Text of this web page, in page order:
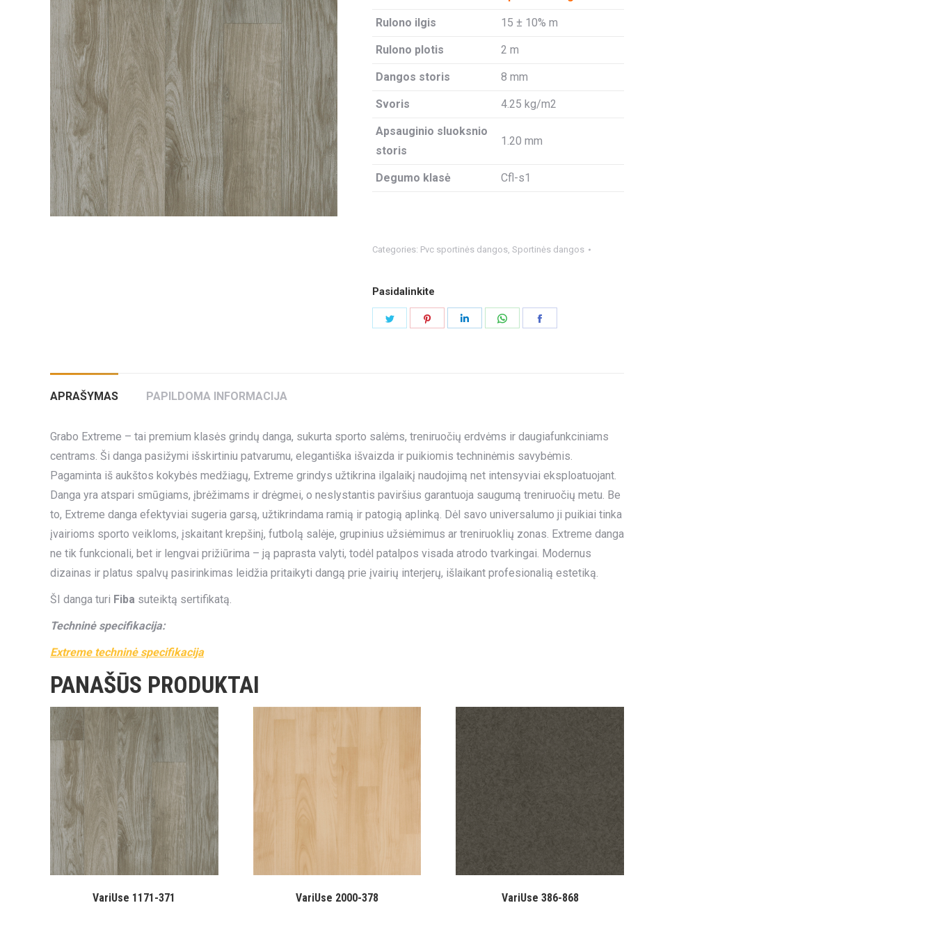
Rulono ilgis 15 ± 10% m
Rulono plotis 2 m
Dangos storis 8 mm
Svoris 4.25 kg/m2
Apsauginio sluoksnio
storis
1.20 mm
Degumo klasė Cfl-s1
Categories: Pvc sportinės dangos, Sportinės dangos
Pasidalinkite
Share
Share
APRAŠYMAS PAPILDOMA INFORMACIJA
Grabo Extreme – tai premium klasės grindų danga, sukurta sporto salėms, treniruočių erdvėms ir daugiafunkciniams
centrams. Ši danga pasižymi išskirtiniu patvarumu, elegantiška išvaizda ir puikiomis techninėmis savybėmis.
Pagaminta iš aukštos kokybės medžiagų, Extreme grindys užtikrina ilgalaikį naudojimą net intensyviai eksploatuojant.
Danga yra atspari smūgiams, įbrėžimams ir drėgmei, o neslystantis paviršius garantuoja saugumą treniruočių metu. Be
to, Extreme danga efektyviai sugeria garsą, užtikrindama ramią ir patogią aplinką. Dėl savo universalumo ji puikiai tinka
įvairioms sporto veikloms, įskaitant krepšinį, futbolą salėje, grupinius užsiėmimus ar treniruoklių zonas. Extreme danga
ne tik funkcionali, bet ir lengvai prižiūrima – ją paprasta valyti, todėl patalpos visada atrodo tvarkingai. Modernus
dizainas ir platus spalvų pasirinkimas leidžia pritaikyti dangą prie įvairių interjerų, išlaikant profesionalią estetiką.
ŠI danga turi Fiba suteiktą sertifikatą.
Techninė specifikacija:
Extreme techninė specifikacija
PANAŠŪS PRODUKTAI
VariUse 1171-371 VariUse 2000-378 VariUse 386-868